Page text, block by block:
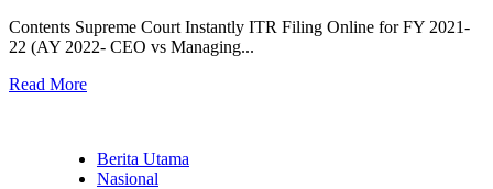
Contents Supreme Court Instantly ITR Filing Online for FY 2021-
22 (AY 2022- CEO vs Managing...
Read More
Berita Utama
Nasional